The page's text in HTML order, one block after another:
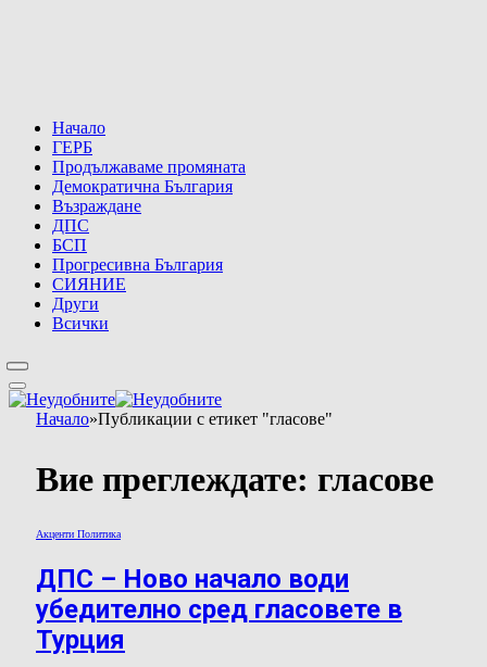
Начало
ГЕРБ
Продължаваме промяната
Демократична България
Възраждане
ДПС
БСП
Прогресивна България
СИЯНИЕ
Други
Всички
Начало»Публикации с етикет "гласове"
Вие преглеждате: гласове
Акценти Политика
ДПС – Ново начало води
убедително сред гласовете в
Турция